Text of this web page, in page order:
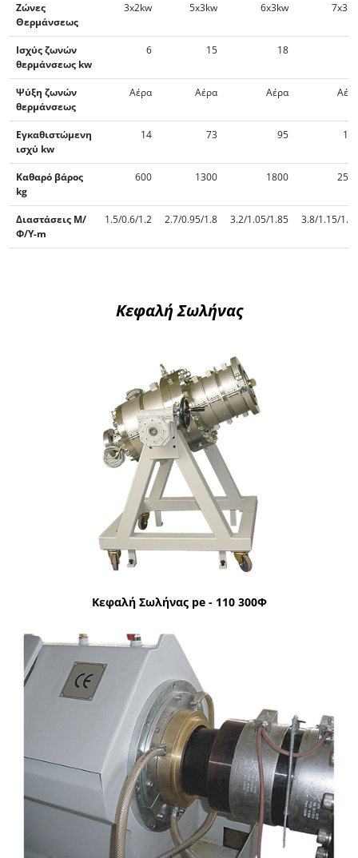
Ζώνες
Θερμάνσεως
3x2kw 5x3kw 6x3kw
Ισχύς ζωνών
θερμάνσεως kw
6 15 18
Ψύξη ζωνών
θερμάνσεως
Αέρα Αέρα Αέρα
Εγκαθιστώμενη
ισχύ kw
14 73 95
Καθαρό βάρος
kg
600 1300 1800
Διαστάσεις Μ/
Φ/Υ-m
1.5/0.6/1.2 2.7/0.95/1.8 3.2/1.05/1.85 3.8/1.15/
Κεφαλή Σωλήνας
Κεφαλή Σωλήνας pe - 110 300Φ